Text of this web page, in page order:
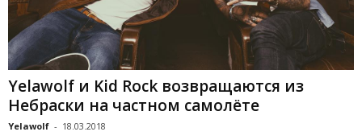
Yelawolf и Kid Rock возвращаются из
Небраски на частном самолёте
Yelawolf - 18.03.2018